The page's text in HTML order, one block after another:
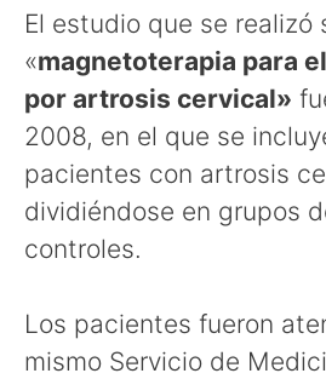
El estudio que se realizó
«magnetoterapia para
por artrosis cervical»
2008, en el que se
pacientes con artrosis
dividiéndose en grupos
controles.
Los pacientes fueron
mismo Servicio de